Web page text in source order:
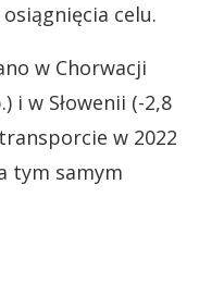
celu.
w Chorwacji
i w Słowenii (-2,8
w 2022
tym samym